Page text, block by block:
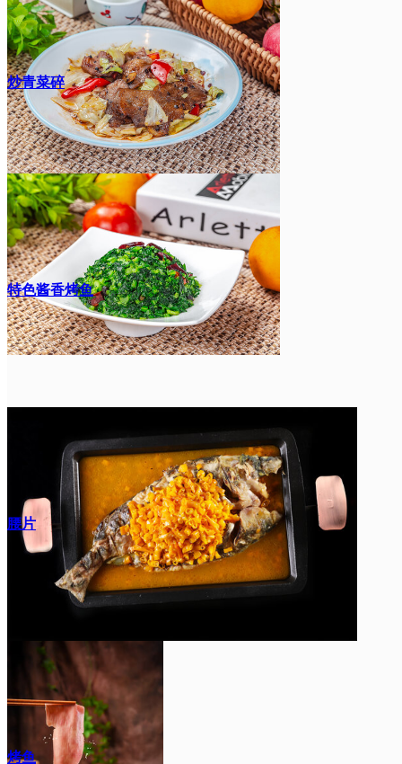
炒青菜碎
特色酱香烤鱼
腰片
烤鱼